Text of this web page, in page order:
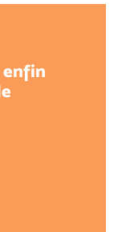
enfin